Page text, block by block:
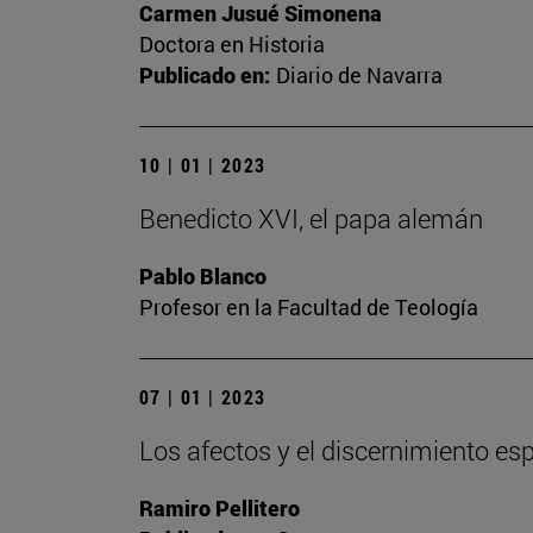
Carmen Jusué Simonena
Doctora en Historia
Publicado en: Diario de Navarra
10 | 01 | 2023
Benedicto XVI, el papa alemán
Pablo Blanco
Profesor en la Facultad de Teología
07 | 01 | 2023
Los afectos y el discernimiento
Ramiro Pellitero